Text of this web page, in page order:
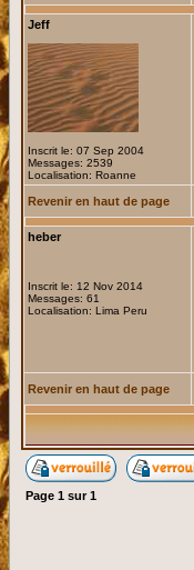
Jeff
Inscrit le: 07 Sep 2004
Messages: 2539
Localisation: Roanne
Revenir en haut de page
heber
Inscrit le: 12 Nov 2014
Messages: 61
Localisation: Lima Peru
Revenir en haut de page
Page 1 sur1